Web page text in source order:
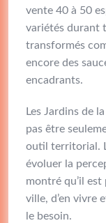
vente 40 à 50
variétés durant
transformés
encore des
encadrants.
Les Jardins de
pas être
outil territorial.
évoluer la
montré qu’il est
ville, d’en vivre
le besoin.